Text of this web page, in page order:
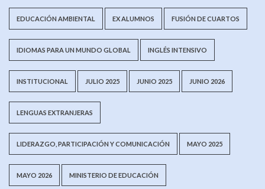
EDUCACIÓN AMBIENTAL EX ALUMNOS FUSIÓN DE CUARTOS
IDIOMAS PARA UN MUNDO GLOBAL INGLÉS INTENSIVO
INSTITUCIONAL JULIO 2025 JUNIO 2025 JUNIO 2026
LENGUAS EXTRANJERAS
LIDERAZGO, PARTICIPACIÓN Y COMUNICACIÓN MAYO 2025
MAYO 2026 MINISTERIO DE EDUCACIÓN